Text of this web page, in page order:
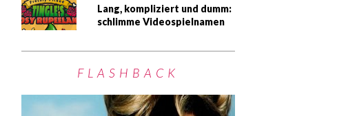
Lang, kompliziert und dumm:
schlimme Videospielnamen
FLASHBACK